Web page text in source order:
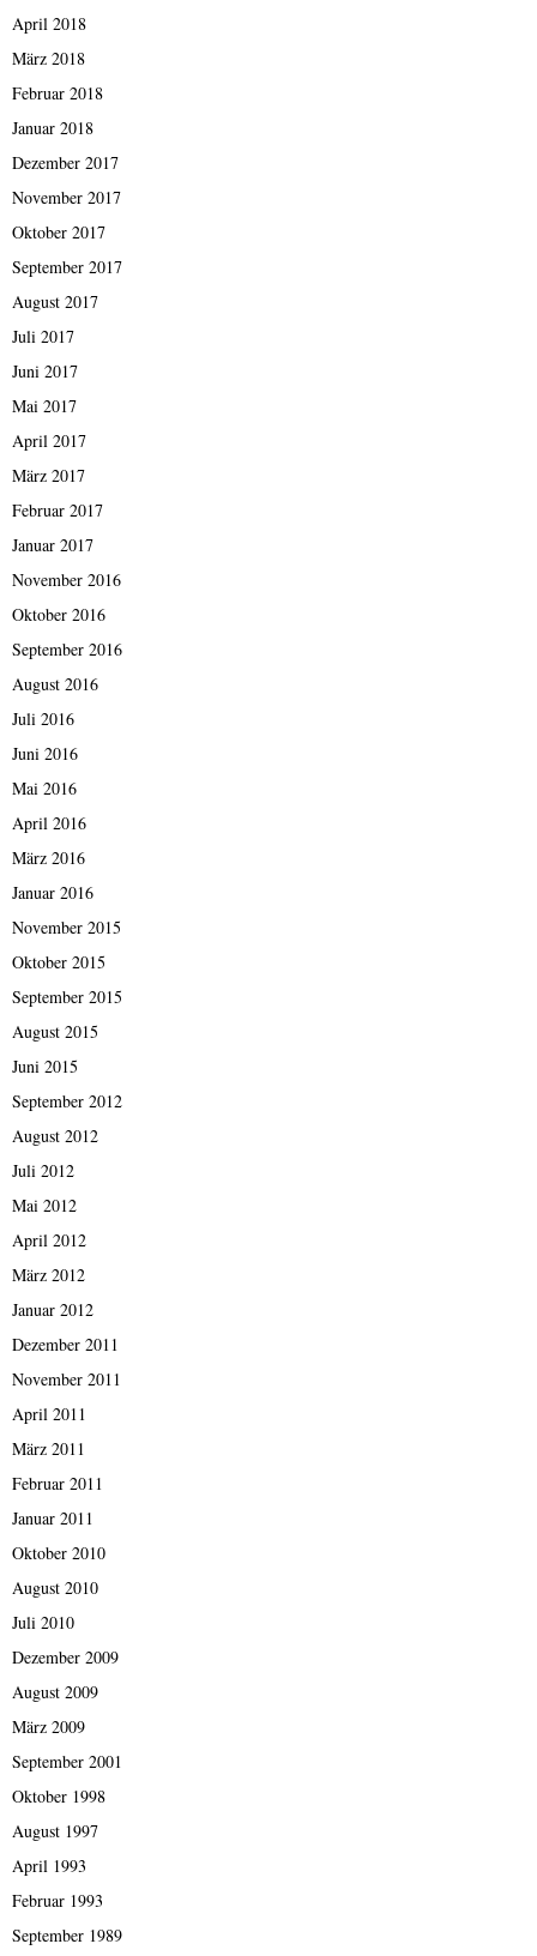
April 2018
März 2018
Februar 2018
Januar 2018
Dezember 2017
November 2017
Oktober 2017
September 2017
August 2017
Juli 2017
Juni 2017
Mai 2017
April 2017
März 2017
Februar 2017
Januar 2017
November 2016
Oktober 2016
September 2016
August 2016
Juli 2016
Juni 2016
Mai 2016
April 2016
März 2016
Januar 2016
November 2015
Oktober 2015
September 2015
August 2015
Juni 2015
September 2012
August 2012
Juli 2012
Mai 2012
April 2012
März 2012
Januar 2012
Dezember 2011
November 2011
April 2011
März 2011
Februar 2011
Januar 2011
Oktober 2010
August 2010
Juli 2010
Dezember 2009
August 2009
März 2009
September 2001
Oktober 1998
August 1997
April 1993
Februar 1993
September 1989